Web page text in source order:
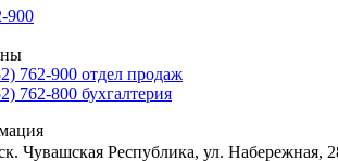
900
762-900 отдел продаж
762-800 бухгалтерия
Чувашская Республика, ул. Набережная,